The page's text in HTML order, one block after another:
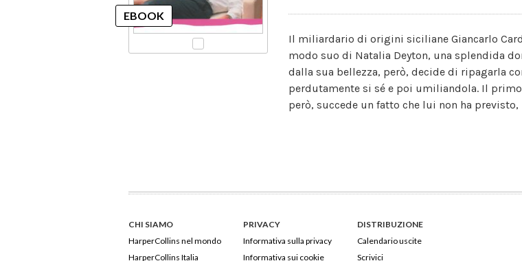
Il miliardario di origini siciliane Giancarlo
modo suo di Natalia Deyton, una splendida
dalla sua bellezza, però, decide di ripagarla
perdutamente si sé e poi umiliandola. Il
però, succede un fatto che lui non ha previsto,
CHI SIAMO
HarperCollins nel mondo
HarperCollins Italia
PRIVACY
Informativa sulla privacy
Informativa sui cookie
DISTRIBUZIONE
Calendario uscite
Scrivici